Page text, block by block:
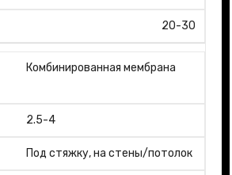
20-30
Комбинированная мембрана
2.5-4
Под стяжку, на стены/потолок